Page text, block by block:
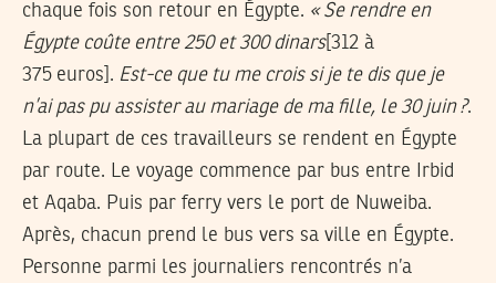
chaque fois son retour en Égypte. « Se rendre en
Égypte coûte entre 250 et 300 dinars[312 à
375 euros]. Est-ce que tu me crois si je te dis que je
n’ai pas pu assister au mariage de ma fille, le 30 juin ?.
La plupart de ces travailleurs se rendent en Égypte
par route. Le voyage commence par bus entre Irbid
et Aqaba. Puis par ferry vers le port de Nuweiba.
Après, chacun prend le bus vers sa ville en Égypte.
Personne parmi les journaliers rencontrés n’a